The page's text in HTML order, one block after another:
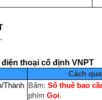
thoại cố định VNPT
Cách
Thành
Bấm: Số thuê bao
phím Gọi.